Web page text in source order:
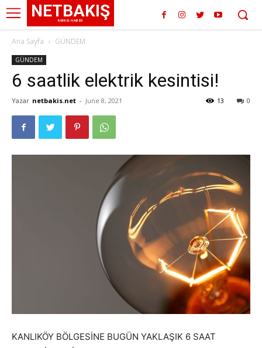
NETBAKIŞ
KIBRIS HABER
Ana Sayfa GÜNDEM
GÜNDEM
6 saatlik elektrik kesintisi!
Yazar netbakis.net - June 8, 2021 0
13
KANLIKÖY BÖLGESİNE BUGÜN YAKLAŞIK 6 SAAT